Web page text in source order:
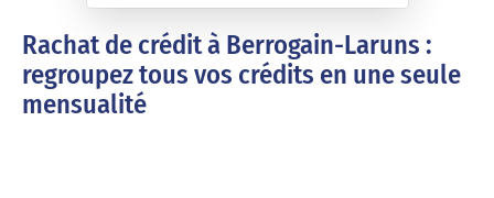
Rachat de crédit à Berrogain-Laruns :
regroupez tous vos crédits en une seule
mensualité